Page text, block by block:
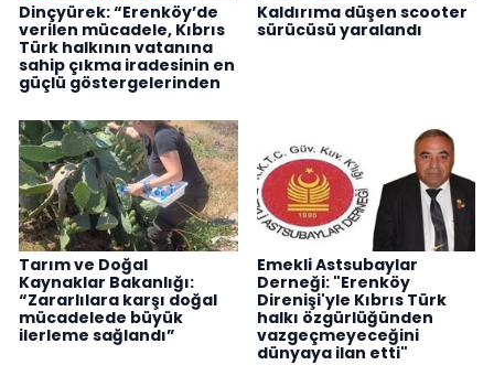
Dinçyürek: “Erenköy’de
verilen mücadele, Kıbrıs
Türk halkının vatanına
sahip çıkma iradesinin en
güçlü göstergelerinden
Kaldırıma düşen scooter
sürücüsü yaralandı
Tarım ve Doğal
Kaynaklar Bakanlığı:
“Zararlılara karşı doğal
mücadelede büyük
ilerleme sağlandı”
Emekli Astsubaylar
Derneği: "Erenköy
Direnişi'yle Kıbrıs Türk
halkı özgürlüğünden
vazgeçmeyeceğini
dünyaya ilan etti"